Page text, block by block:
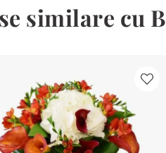
similare cu